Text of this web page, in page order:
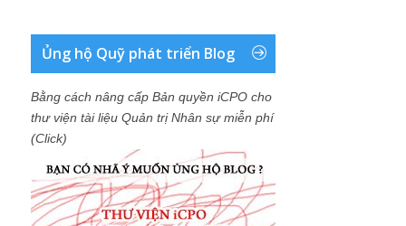
Ủng hộ Quỹ phát triển Blog
Bằng cách nâng cấp Bản quyền iCPO cho
thư viện tài liệu Quản trị Nhân sự miễn phí
(Click)